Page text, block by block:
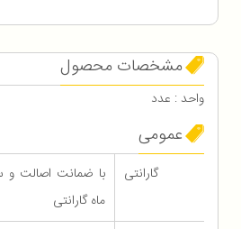
مشخصات محصول
واحد : عدد
عمومی
گارانتی
ماه گارانتی